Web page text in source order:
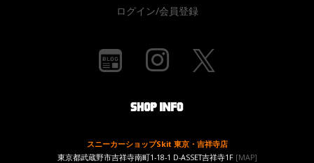
ログイン/会員登録
スニーカーショップSkit 東京・吉祥寺店
東京都武蔵野市吉祥寺南町1-18-1 D-ASSET吉祥寺1F [MAP]